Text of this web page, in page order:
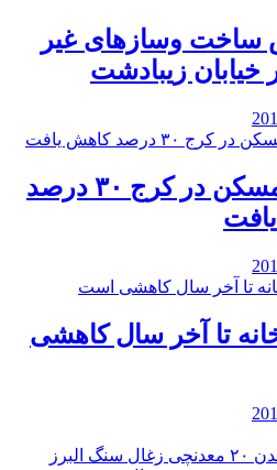
ساخت وسازهای غیر
خیابان زیبادشت
️قیمت مسکن در کرج ۳۰ درصد
تا آخر سال کاهشی